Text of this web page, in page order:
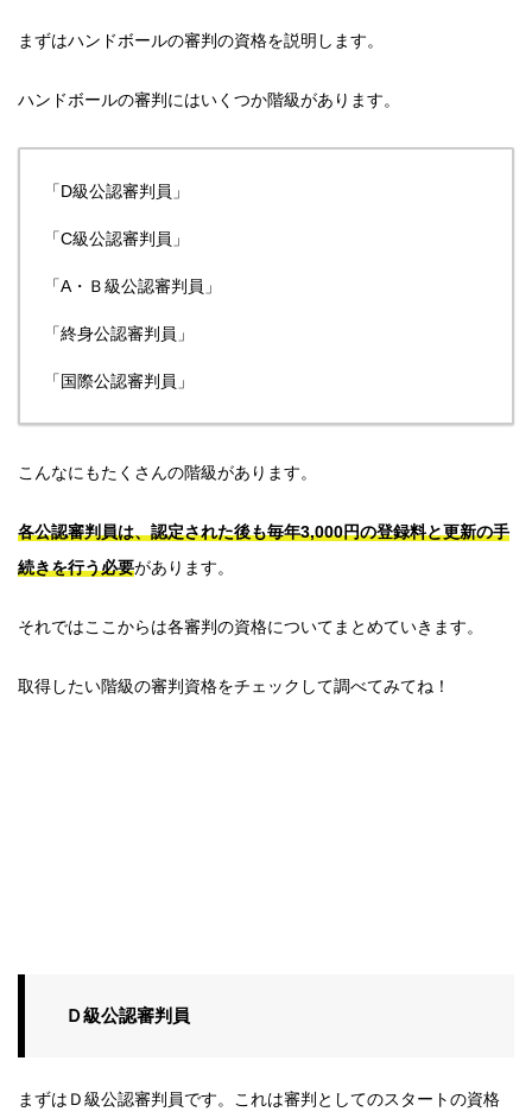
まずはハンドボールの審判の資格を説明します。
ハンドボールの審判にはいくつか階級があります。
「D級公認審判員」
「C級公認審判員」
「A・Ｂ級公認審判員」
「終身公認審判員」
「国際公認審判員」
こんなにもたくさんの階級があります。
各公認審判員は、認定された後も毎年3,000円の登録料と更新の手
続きを行う必要があります。
それではここからは各審判の資格についてまとめていきます。
取得したい階級の審判資格をチェックして調べてみてね！
Ｄ級公認審判員
まずはＤ級公認審判員です。これは審判としてのスタートの資格